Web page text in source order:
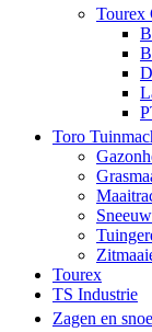
Tourex
Toro
Tourex
TS Industrie
Zagen en